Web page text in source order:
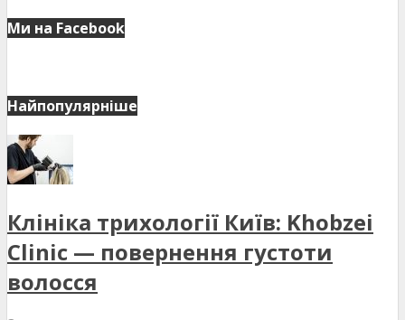
Ми на Facebook
Найпопулярніше
Клініка трихології Київ: Khobzei
Clinic — повернення густоти
волосся